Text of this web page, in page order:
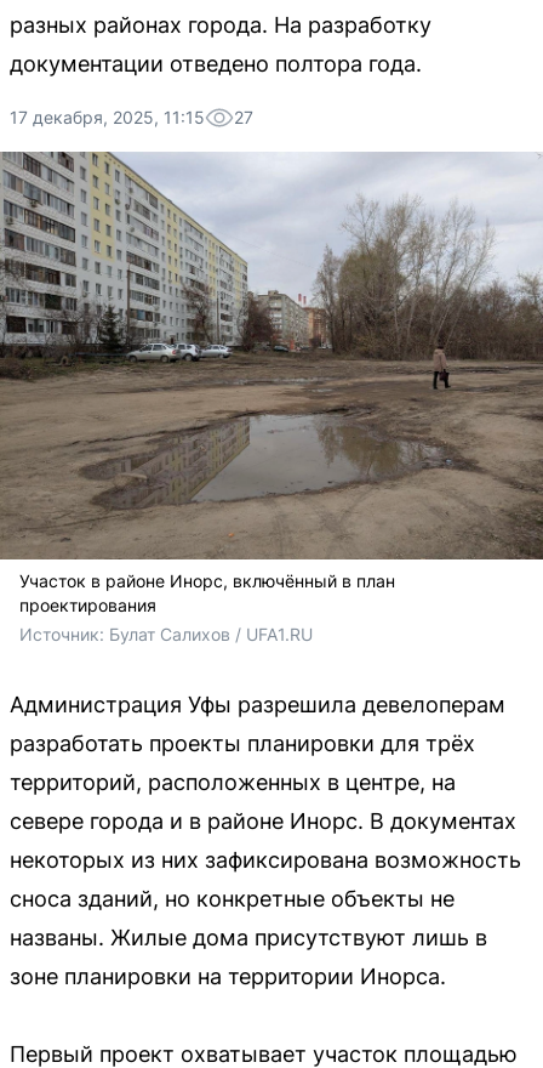
разных районах города. На разработку
документации отведено полтора года.
17 декабря, 2025, 11:15 27
Участок в районе Инорс, включённый в план
проектирования
Источник: Булат Салихов / UFA1.RU
Администрация Уфы разрешила девелоперам
разработать проекты планировки для трёх
территорий, расположенных в центре, на
севере города и в районе Инорс. В документах
некоторых из них зафиксирована возможность
сноса зданий, но конкретные объекты не
названы. Жилые дома присутствуют лишь в
зоне планировки на территории Инорса.
Первый проект охватывает участок площадью